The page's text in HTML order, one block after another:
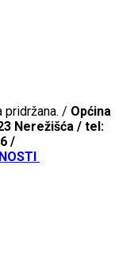
pridržana. / Općina
Nerežišća / tel:
/